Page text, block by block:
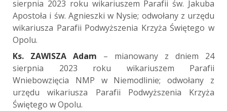
sierpnia 2023 roku wikariuszem Parafii św. Jakuba
Apostoła i św. Agnieszki w Nysie; odwołany z urzędu
wikariusza Parafii Podwyższenia Krzyża Świętego w
Opolu.
Ks. ZAWISZA Adam – mianowany z dniem 24
sierpnia 2023 roku wikariuszem Parafii
Wniebowzięcia NMP w Niemodlinie; odwołany z
urzędu wikariusza Parafii Podwyższenia Krzyża
Świętego w Opolu.